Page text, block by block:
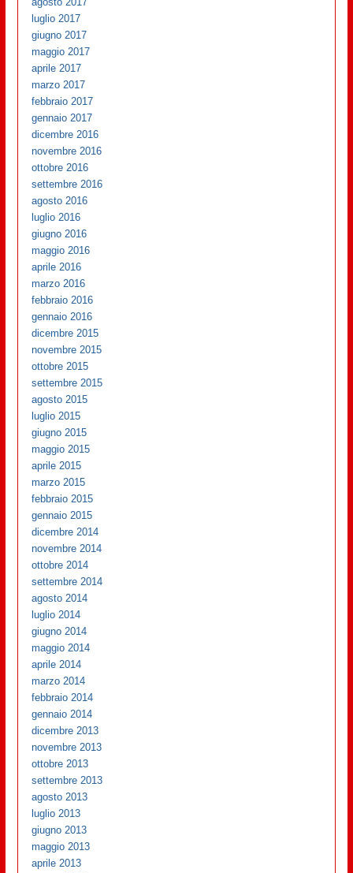
luglio 2017
giugno 2017
maggio 2017
aprile 2017
marzo 2017
febbraio 2017
gennaio 2017
dicembre 2016
novembre 2016
ottobre 2016
settembre 2016
agosto 2016
luglio 2016
giugno 2016
maggio 2016
aprile 2016
marzo 2016
febbraio 2016
gennaio 2016
dicembre 2015
novembre 2015
ottobre 2015
settembre 2015
agosto 2015
luglio 2015
giugno 2015
maggio 2015
aprile 2015
marzo 2015
febbraio 2015
gennaio 2015
dicembre 2014
novembre 2014
ottobre 2014
settembre 2014
agosto 2014
luglio 2014
giugno 2014
maggio 2014
aprile 2014
marzo 2014
febbraio 2014
gennaio 2014
dicembre 2013
novembre 2013
ottobre 2013
settembre 2013
agosto 2013
luglio 2013
giugno 2013
maggio 2013
aprile 2013